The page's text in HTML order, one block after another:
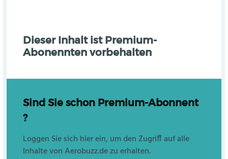
Dieser Inhalt ist Premium-
Abonennten vorbehalten
Sind Sie schon Premium-Abonnent
?
Loggen Sie sich hier ein, um den Zugriff auf alle
Inhalte von Aerobuzz.de zu erhalten.